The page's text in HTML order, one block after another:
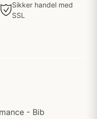
Sikker handel med
SSL
- Bib